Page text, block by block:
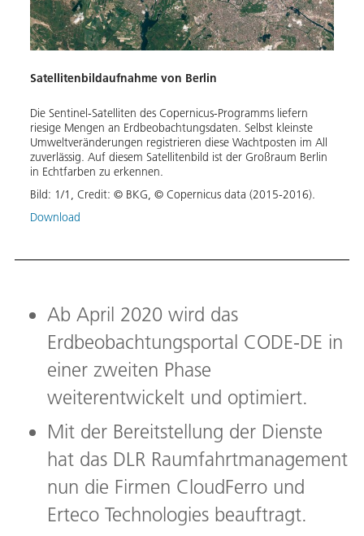
Satellitenbildaufnahme von Berlin
Die Sentinel-Satelliten des Copernicus-Programms liefern
riesige Mengen an Erdbeobachtungsdaten. Selbst kleinste
Umweltveränderungen registrieren diese Wachtposten im All
zuverlässig. Auf diesem Satellitenbild ist der Großraum Berlin
in Echtfarben zu erkennen.
Bild: 1/1 , Credit: © BKG, © Copernicus data (2015-2016).
Download
Ab April 2020 wird das
Erdbeobachtungsportal CODE-DE in
einer zweiten Phase
weiterentwickelt und optimiert.
Mit der Bereitstellung der Dienste
hat das DLR Raumfahrtmanagement
nun die Firmen CloudFerro und
Erteco Technologies beauftragt.